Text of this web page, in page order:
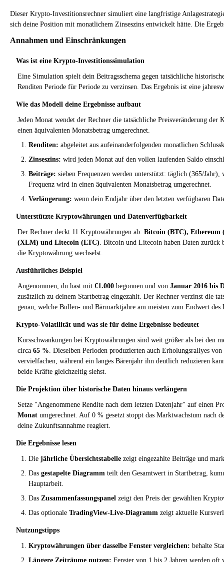
Dieser Krypto-Investitionsrechner simuliert eine langfristige
sich deine Position mit monatlichem Zinseszins entwickelt hätte. Die
Annahmen und Einschränkungen
Was ist eine Krypto-Investitionssimulation
Eine Simulation spielt dein Beitragsschema gegen tatsächliche
Renditen Periode für Periode zu verzinsen. Das Ergebnis ist eine
Wie das Modell deine Ergebnisse aufbaut
Jeden Monat wendet der Rechner die tatsächliche Preisveränderung
einen äquivalenten Monatsbetrag umgerechnet.
Renditen: abgeleitet aus aufeinanderfolgenden monatlichen
Zinseszins: wird jeden Monat auf den vollen laufenden Saldo
Beiträge: sieben Frequenzen werden unterstützt: täglich (365/
Frequenz wird in einen äquivalenten Monatsbetrag umgerechnet.
Verlängerung: wenn dein Endjahr über den letzten verfügbaren
Unterstützte Kryptowährungen und Datenverfügbarkeit
Der Rechner deckt 11 Kryptowährungen ab: Bitcoin (BTC), Ethereum
(XLM) und Litecoin (LTC) . Bitcoin und Litecoin haben Daten
die Kryptowährung wechselst.
Ausführliches Beispiel
Angenommen, du hast mit €1.000 begonnen und von Januar 2016 bis
zusätzlich zu deinem Startbetrag eingezahlt. Der Rechner verzinst die
genau, welche Bullen- und Bärmarktjahre am meisten zum Endwert des
Krypto-Volatilität und was sie für deine Ergebnisse bedeutet
Kursschwankungen bei Kryptowährungen sind weit größer als bei den
circa 65 % . Dieselben Perioden produzierten auch Erholungsrallyes
vervielfachen, während ein langes Bärenjahr ihn deutlich reduzieren
beide Kräfte gleichzeitig siehst.
Die Projektion über historische Daten hinaus verlängern
Setze "Angenommene Rendite nach dem letzten Datenjahr" auf einen
Monat umgerechnet. Auf 0 % gesetzt stoppt das Marktwachstum
deine Zukunftsannahme reagiert.
Die Ergebnisse lesen
Die jährliche Übersichtstabelle zeigt eingezahlte Beiträge und
Das gestapelte Diagramm teilt den Gesamtwert in Startbetrag,
Hauptarbeit.
Das Zusammenfassungspanel zeigt den Preis der gewählten
Das optionale TradingView-Live-Diagramm zeigt aktuelle
Nutzungstipps
Kryptowährungen über dasselbe Fenster vergleichen: behalte
Längere Zeiträume nutzen: Fenster von 1 bis 2 Jahren werden oft